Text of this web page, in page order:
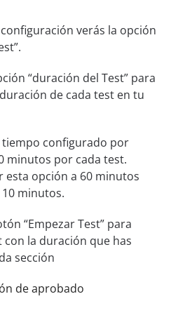
verás la opción
“duración del Test” para
de cada test en tu
tiempo configurado por
minutos por cada test.
esta opción a 60 minutos
minutos.
“Empezar Test” para
la duración que has
sección
de aprobado